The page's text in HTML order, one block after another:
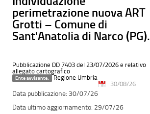
perimetrazione nuova ART
Grotti – Comune di
Sant'Anatolia di Narco (PG).
Pubblicazione DD 7403 del 23/07/2026 e relativo
allegato cartografico
Ente avvisante: Regione Umbria
30/07/26
30/08/26
29/07/26